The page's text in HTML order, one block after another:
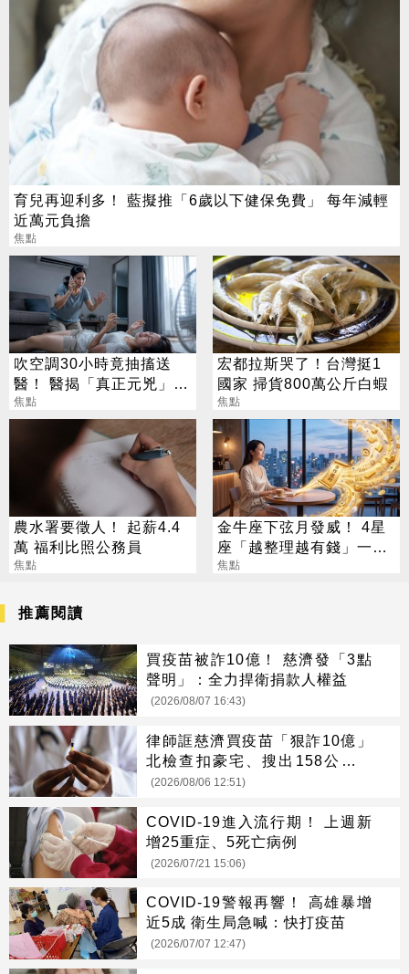
育兒再迎利多！ 藍擬推「6歲以下健保免費」 每年減輕
近萬元負擔
焦點
吹空調30小時竟抽搐送
醫！ 醫揭「真正元兇」：
不是冷氣
焦點
宏都拉斯哭了！台灣挺1
國家 掃貨800萬公斤白蝦
焦點
農水署要徵人！ 起薪4.4
萬 福利比照公務員
焦點
金牛座下弦月發威！ 4星
座「越整理越有錢」一路
旺運到10月
焦點
推薦閱讀
買疫苗被詐10億！ 慈濟發「3點
聲明」：全力捍衛捐款人權益
(2026/08/07 16:43)
律師誆慈濟買疫苗「狠詐10億」
北檢查扣豪宅、搜出158公斤黃
金
(2026/08/06 12:51)
COVID-19進入流行期！ 上週新
增25重症、5死亡病例
(2026/07/21 15:06)
COVID-19警報再響！ 高雄暴增
近5成 衛生局急喊：快打疫苗
(2026/07/07 12:47)